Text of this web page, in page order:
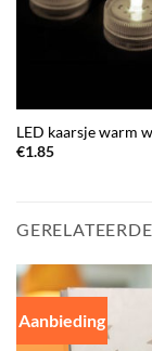
LED kaarsje warm
€1.85
Aanbieding